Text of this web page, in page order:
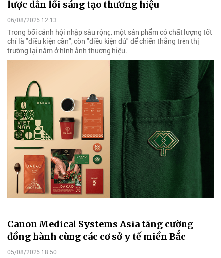
lược dẫn lối sáng tạo thương hiệu
06/08/2026 12:13
Trong bối cảnh hội nhập sâu rộng, một sản phẩm có chất lượng tốt
chỉ là "điều kiện cần", còn "điều kiện đủ" để chiến thắng trên thị
trường lại nằm ở hình ảnh thương hiệu.
Canon Medical Systems Asia tăng cường
đồng hành cùng các cơ sở y tế miền Bắc
05/08/2026 18:50